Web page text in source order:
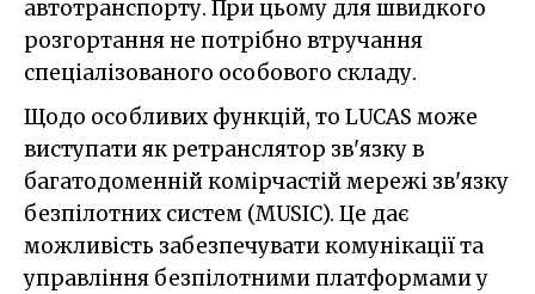
автотранспорту. При цьому для швидкого
розгортання не потрібно втручання
спеціалізованого особового складу.
Щодо особливих функцій, то LUCAS може
виступати як ретранслятор зв'язку в
багатодоменній комірчастій мережі зв'язку
безпілотних систем (MUSIC). Це дає
можливість забезпечувати комунікації та
управління безпілотними платформами у